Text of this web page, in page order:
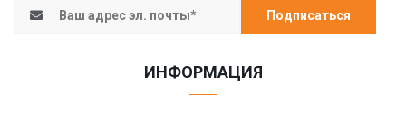
Подписаться
ИНФОРМАЦИЯ